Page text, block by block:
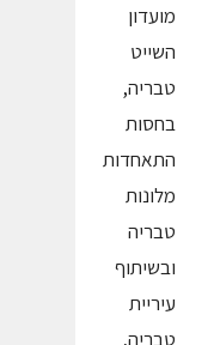
מועדון
השייט
טבריה,
בחסות
התאחדות
מלונות
טבריה
ובשיתוף
עיריית
טבריה,